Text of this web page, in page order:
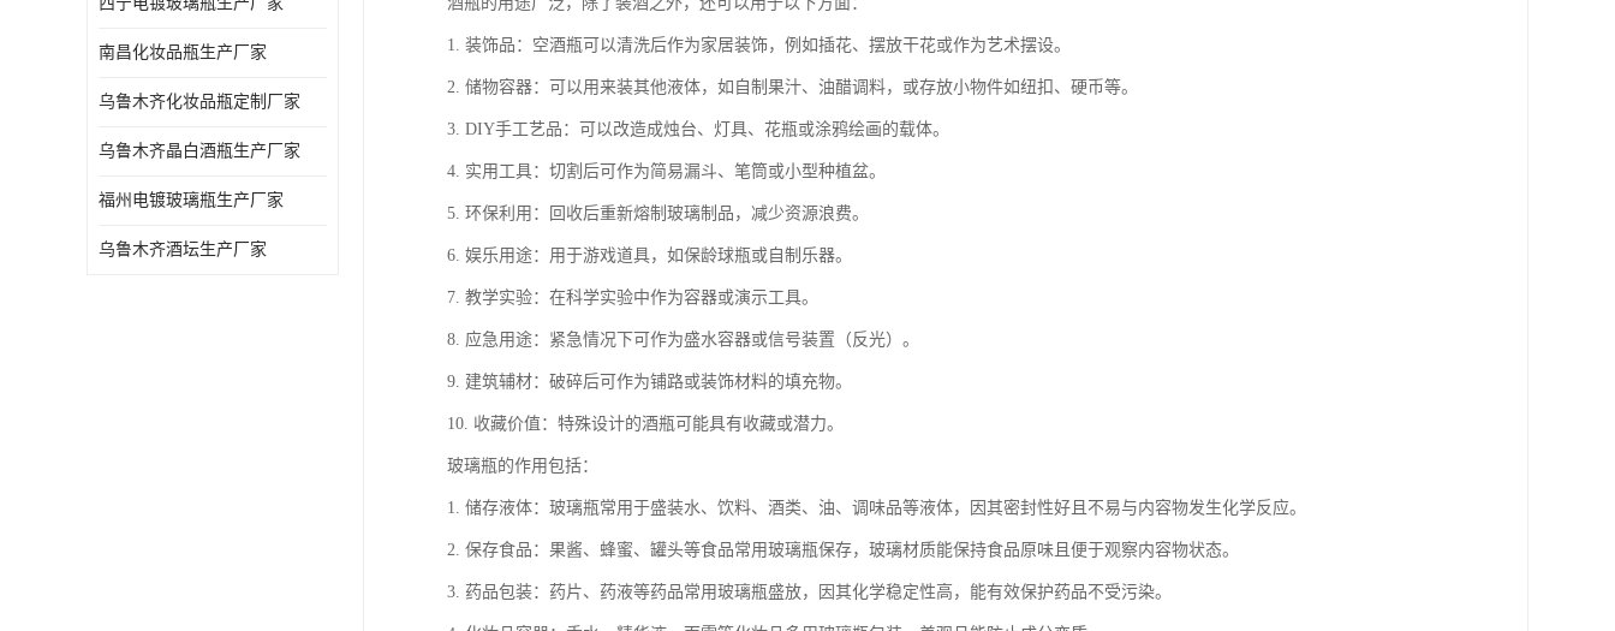
南昌化妆品瓶生产厂家
乌鲁木齐化妆品瓶定制厂家
乌鲁木齐晶白酒瓶生产厂家
福州电镀玻璃瓶生产厂家
乌鲁木齐酒坛生产厂家
1. 装饰品：空酒瓶可以清洗后作为家居装饰，例如插花、摆放干花或作为艺术摆设。
2. 储物容器：可以用来装其他液体，如自制果汁、油醋调料，或存放小物件如纽扣、硬币等。
3. DIY手工艺品：可以改造成烛台、灯具、花瓶或涂鸦绘画的载体。
4. 实用工具：切割后可作为简易漏斗、笔筒或小型种植盆。
5. 环保利用：回收后重新熔制玻璃制品，减少资源浪费。
6. 娱乐用途：用于游戏道具，如保龄球瓶或自制乐器。
7. 教学实验：在科学实验中作为容器或演示工具。
8. 应急用途：紧急情况下可作为盛水容器或信号装置（反光）。
9. 建筑辅材：破碎后可作为铺路或装饰材料的填充物。
10. 收藏价值：特殊设计的酒瓶可能具有收藏或潜力。
玻璃瓶的作用包括：
1. 储存液体：玻璃瓶常用于盛装水、饮料、酒类、油、调味品等液体，因其密封性好且不易与内容物发生化学反应。
2. 保存食品：果酱、蜂蜜、罐头等食品常用玻璃瓶保存，玻璃材质能保持食品原味且便于观察内容物状态。
3. 药品包装：药片、药液等药品常用玻璃瓶盛放，因其化学稳定性高，能有效保护药品不受污染。